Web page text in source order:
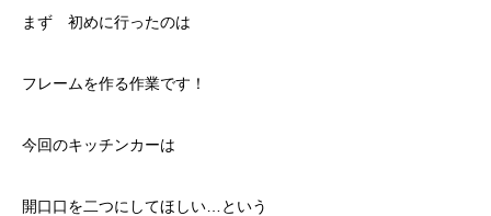
まず 初めに行ったのは
フレームを作る作業です！
今回のキッチンカーは
開口口を二つにしてほしい…という